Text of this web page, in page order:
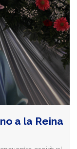
a la Reina